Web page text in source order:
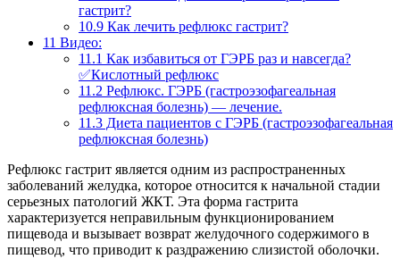
гастрит?
10.9 Как лечить рефлюкс гастрит?
11 Видео:
11.1 Как избавиться от ГЭРБ раз и навсегда?
✅Кислотный рефлюкс
11.2 Рефлюкс. ГЭРБ (гастроэзофагеальная
рефлюксная болезнь) — лечение.
11.3 Диета пациентов с ГЭРБ (гастроэзофагеальная
рефлюксная болезнь)
Рефлюкс гастрит является одним из распространенных
заболеваний желудка, которое относится к начальной стадии
серьезных патологий ЖКТ. Эта форма гастрита
характеризуется неправильным функционированием
пищевода и вызывает возврат желудочного содержимого в
пищевод, что приводит к раздражению слизистой оболочки.